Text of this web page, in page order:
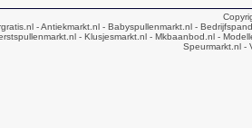
- Antiekmarkt.nl - Babyspullenmarkt.nl -
- Klusjesmarkt.nl - Mkbaanbod.nl -
Speurmarkt.nl -